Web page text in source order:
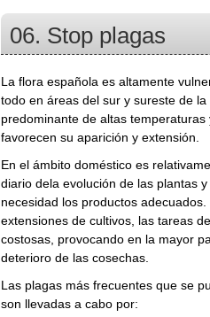
06. Stop plagas
La flora española es altamente
todo en áreas del sur y sureste de
predominante de altas
favorecen su aparición y extensión.
En el ámbito doméstico es
diario dela evolución de las plantas
necesidad los productos
extensiones de cultivos, las tareas
costosas, provocando en la mayor
deterioro de las cosechas.
Las plagas más frecuentes que se
son llevadas a cabo por: